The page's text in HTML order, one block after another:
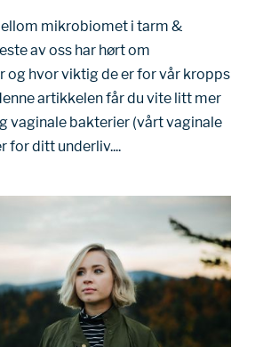
mikrobiomet i tarm &
av oss har hørt om
og hvor viktig de er for vår kropps
artikkelen får du vite litt mer
vaginale bakterier (vårt vaginale
for ditt underliv....